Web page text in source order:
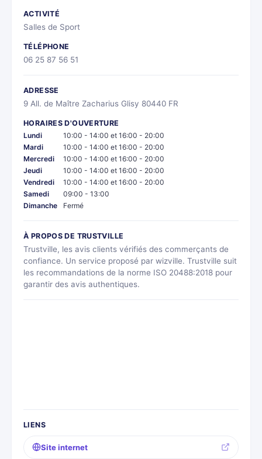
ACTIVITÉ
Salles de Sport
TÉLÉPHONE
06 25 87 56 51
ADRESSE
9 All. de Maître Zacharius Glisy 80440 FR
HORAIRES D'OUVERTURE
Lundi
10:00 - 14:00 et 16:00 - 20:00
Mardi
10:00 - 14:00 et 16:00 - 20:00
Mercredi
10:00 - 14:00 et 16:00 - 20:00
Jeudi
10:00 - 14:00 et 16:00 - 20:00
Vendredi
10:00 - 14:00 et 16:00 - 20:00
Samedi
09:00 - 13:00
Dimanche
Fermé
À PROPOS DE TRUSTVILLE
Trustville, les avis clients vérifiés des commerçants de
confiance. Un service proposé par wizville. Trustville suit
les recommandations de la norme ISO 20488:2018 pour
garantir des avis authentiques.
LIENS
Site internet